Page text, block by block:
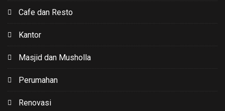
Cafe dan Resto
Kantor
Masjid dan Musholla
Perumahan
Renovasi